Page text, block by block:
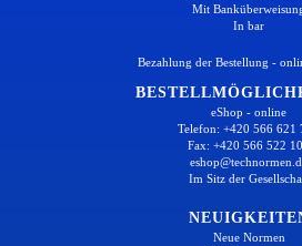
Mit
In bar
Bezahlung der Bestellung -
eShop - online
Telefon: +420 566 621
Fax: +420 566 522
Im Sitz der
Neue Normen